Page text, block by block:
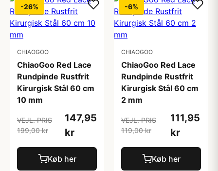
-26%
CHIAOGOO
ChiaoGoo Red Lace
Rundpinde Rustfrit
Kirurgisk Stål 60 cm
10 mm
VEJL. PRIS
199,00 kr
147,95
kr
Køb her
-6%
CHIAOGOO
ChiaoGoo Red Lace
Rundpinde Rustfrit
Kirurgisk Stål 60 cm
2 mm
VEJL. PRIS
119,00 kr
111,95
kr
Køb her